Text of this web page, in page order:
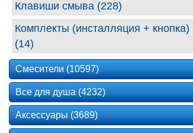
Клавиши смыва (228)
Комплекты (инсталляция + кнопка)
(14)
Смесители (10597)
Все для душа (4232)
Аксессуары (3689)